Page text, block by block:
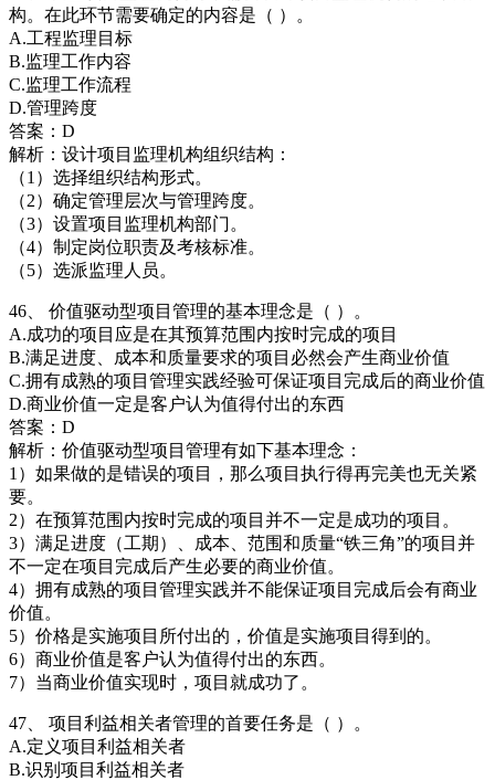
构。在此环节需要确定的内容是（ ）。
A.工程监理目标
B.监理工作内容
C.监理工作流程
D.管理跨度
答案：D
解析：设计项目监理机构组织结构：
（1）选择组织结构形式。
（2）确定管理层次与管理跨度。
（3）设置项目监理机构部门。
（4）制定岗位职责及考核标准。
（5）选派监理人员。
46、 价值驱动型项目管理的基本理念是（ ）。
A.成功的项目应是在其预算范围内按时完成的项目
B.满足进度、成本和质量要求的项目必然会产生商业价值
C.拥有成熟的项目管理实践经验可保证项目完成后的商业价值
D.商业价值一定是客户认为值得付出的东西
答案：D
解析：价值驱动型项目管理有如下基本理念：
1）如果做的是错误的项目，那么项目执行得再完美也无关紧
要。
2）在预算范围内按时完成的项目并不一定是成功的项目。
3）满足进度（工期）、成本、范围和质量“铁三角”的项目并
不一定在项目完成后产生必要的商业价值。
4）拥有成熟的项目管理实践并不能保证项目完成后会有商业
价值。
5）价格是实施项目所付出的，价值是实施项目得到的。
6）商业价值是客户认为值得付出的东西。
7）当商业价值实现时，项目就成功了。
47、 项目利益相关者管理的首要任务是（ ）。
A.定义项目利益相关者
B.识别项目利益相关者